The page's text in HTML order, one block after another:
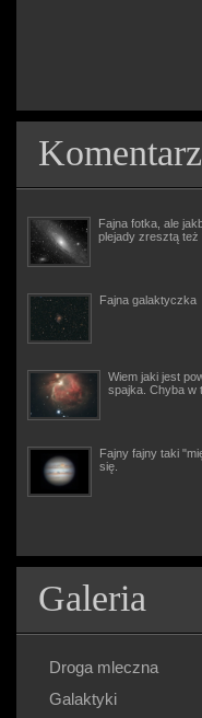
Fajna fotka, ale
plejady zresztą też
Fajna galaktyczka
Wiem jaki jest
spajka. Chyba w
Fajny fajny taki
się.
Galeria
Droga mleczna
Galaktyki